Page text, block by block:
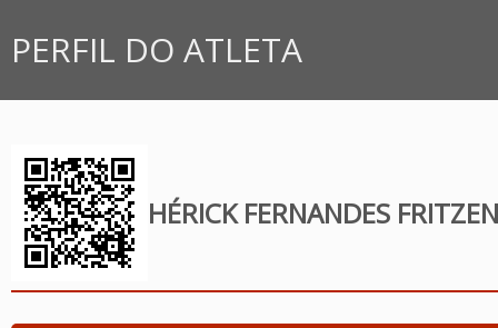
PERFIL DO ATLETA
HÉRICK FERNANDES FRITZEN